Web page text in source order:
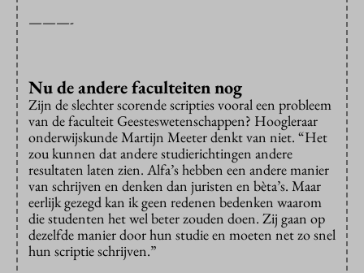
———-
Nu de andere faculteiten nog
Zijn de slechter scorende scripties vooral een probleem
van de faculteit Geesteswetenschappen? Hoogleraar
onderwijskunde Martijn Meeter denkt van niet. “Het
zou kunnen dat andere studierichtingen andere
resultaten laten zien. Alfa’s hebben een andere manier
van schrijven en denken dan juristen en bèta’s. Maar
eerlijk gezegd kan ik geen redenen bedenken waarom
die studenten het wel beter zouden doen. Zij gaan op
dezelfde manier door hun studie en moeten net zo snel
hun scriptie schrijven.”